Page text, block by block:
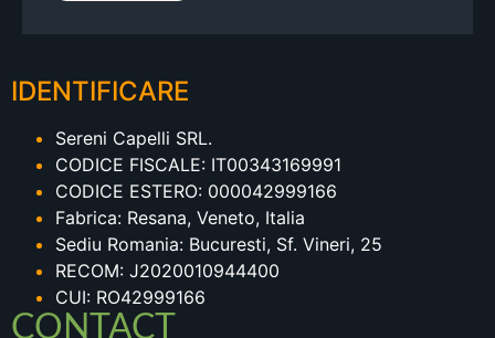
IDENTIFICARE
Sereni Capelli SRL.
CODICE FISCALE: IT00343169991
CODICE ESTERO: 000042999166
Fabrica: Resana, Veneto, Italia
Sediu Romania: Bucuresti, Sf. Vineri, 25
RECOM: J2020010944400
CUI: RO42999166
CONTACT